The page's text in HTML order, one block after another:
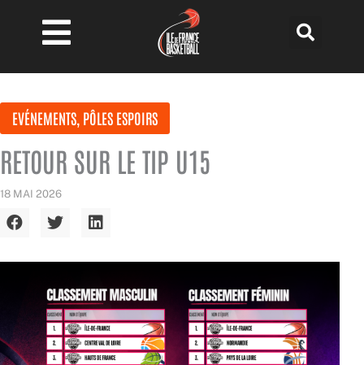
contenu
EVÉNEMENTS, PÔLES ESPOIRS
RETOUR SUR LE TIP U15
18 MAI 2026